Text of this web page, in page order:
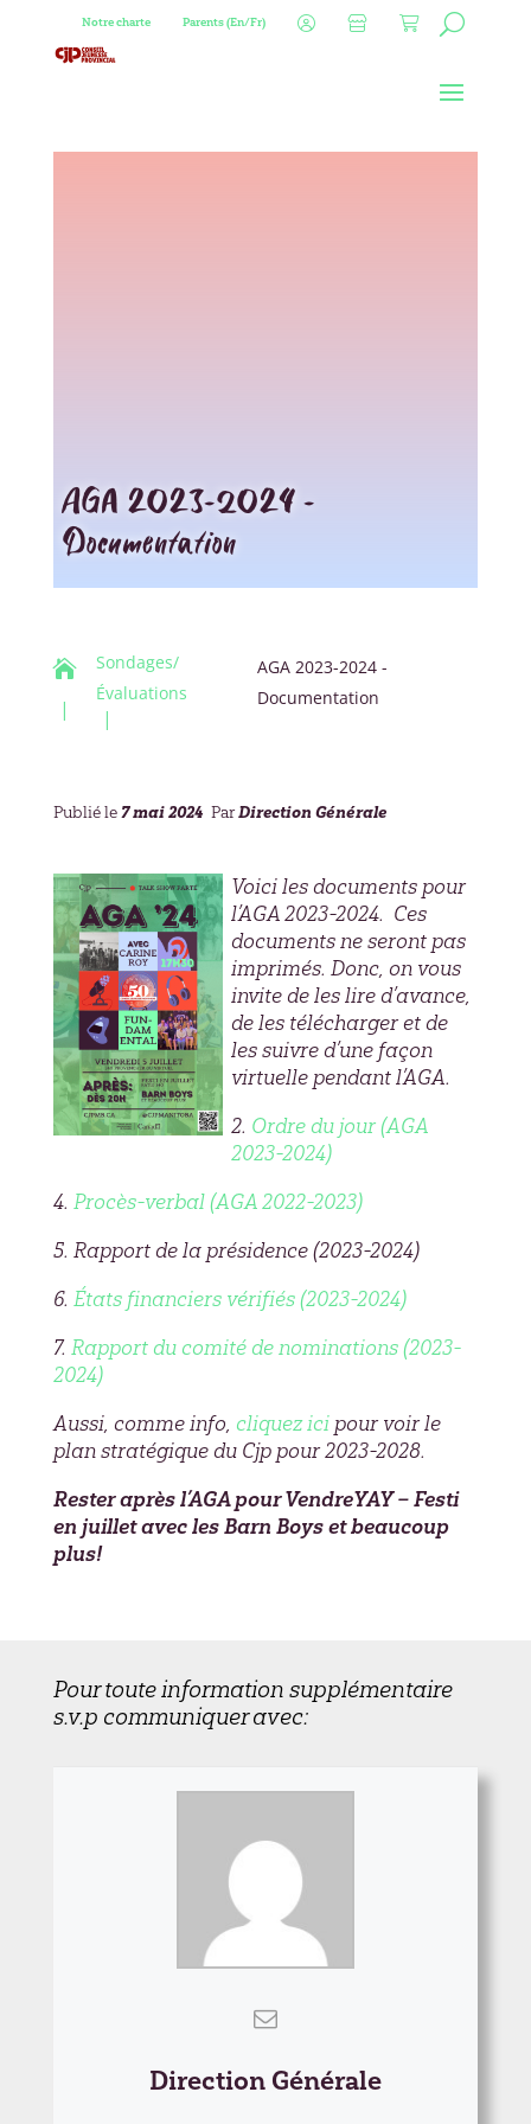
Notre charte Parents (En/Fr)
AGA 2023-2024 –
Documentation

Sondages/
Évaluations
AGA 2023-2024 -
Documentation
Publié le7 mai 2024 ParDirection Générale
Voici les documents pour
l’AGA 2023-2024. Ces
documents ne seront pas
imprimés. Donc, on vous
invite de les lire d’avance,
de les télécharger et de
les suivre d’une façon
virtuelle pendant l’AGA.
2. Ordre du jour (AGA
2023-2024)
4. Procès-verbal (AGA 2022-2023)
5. Rapport de la présidence (2023-2024)
6. États financiers vérifiés (2023-2024)
7. Rapport du comité de nominations (2023-
2024)
Aussi, comme info, cliquez icipour voir le
plan stratégique du Cjp pour 2023-2028.
Rester après l’AGA pour VendreYAY – Festi
en juillet avec les Barn Boys et beaucoup
plus!
Pour toute information supplémentaire
s.v.p communiquer avec:
Direction Générale